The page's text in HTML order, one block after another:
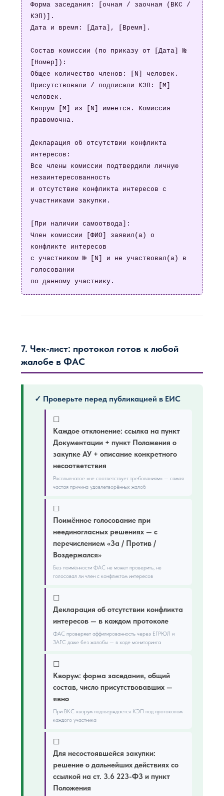
Форма заседания: [очная / заочная (ВКС /
КЭП)].
Дата и время: [Дата], [Время].
Состав комиссии (по приказу от [Дата] №
[Номер]):
Общее количество членов: [N] человек.
Присутствовали / подписали КЭП: [M]
человек.
Кворум [M] из [N] имеется. Комиссия
правомочна.
Декларация об отсутствии конфликта
интересов:
Все члены комиссии подтвердили личную
незаинтересованность
и отсутствие конфликта интересов с
участниками закупки.
[При наличии самоотвода]:
Член комиссии [ФИО] заявил(а) о
конфликте интересов
с участником № [N] и не участвовал(а) в
голосовании
по данному участнику.
7. Чек-лист: протокол готов к любой
жалобе в ФАС
✓ Проверьте перед публикацией в ЕИС
☐
Каждое отклонение: ссылка на пункт
Документации + пункт Положения о
закупке АУ + описание конкретного
несоответствия
Расплывчатое «не соответствует требованиям» — самая
частая причина удовлетворённых жалоб
☐
Поимённое голосование при
неединогласных решениях — с
перечислением «За / Против /
Воздержался»
Без поимённости ФАС не может проверить, не
голосовал ли член с конфликтом интересов
☐
Декларация об отсутствии конфликта
интересов — в каждом протоколе
ФАС проверяет аффилированность через ЕГРЮЛ и
ЗАГС даже без жалобы — в ходе мониторинга
☐
Кворум: форма заседания, общий
состав, число присутствовавших —
явно
При ВКС кворум подтверждается КЭП под протоколом
каждого участника
☐
Для несостоявшейся закупки:
решение о дальнейших действиях со
ссылкой на ст. 3.6 223-ФЗ и пункт
Положения